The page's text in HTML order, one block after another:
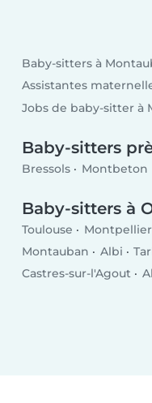
Baby-sitters à
Assistantes
Jobs de baby-sitter à
Baby-sitters
Bressols Montbeton
Baby-sitters à
Toulouse Montpellier
Montauban
Albi
Castres-sur-l'Agout